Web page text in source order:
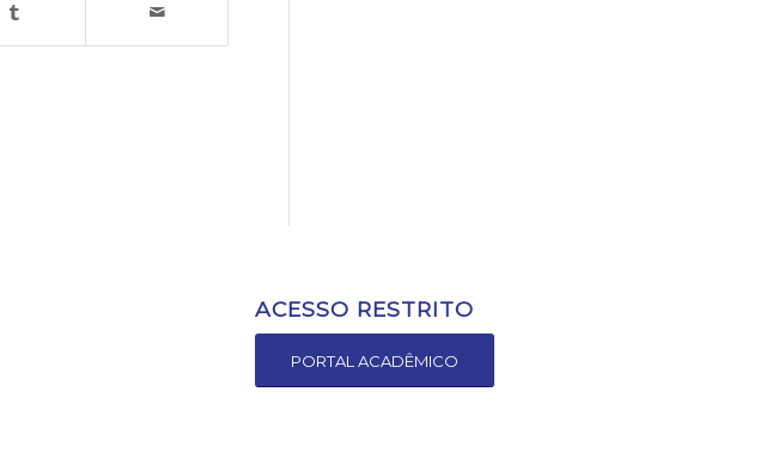
ACESSO RESTRITO
PORTAL ACADÊMICO